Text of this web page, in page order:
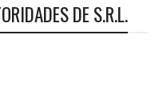
DE S.R.L.